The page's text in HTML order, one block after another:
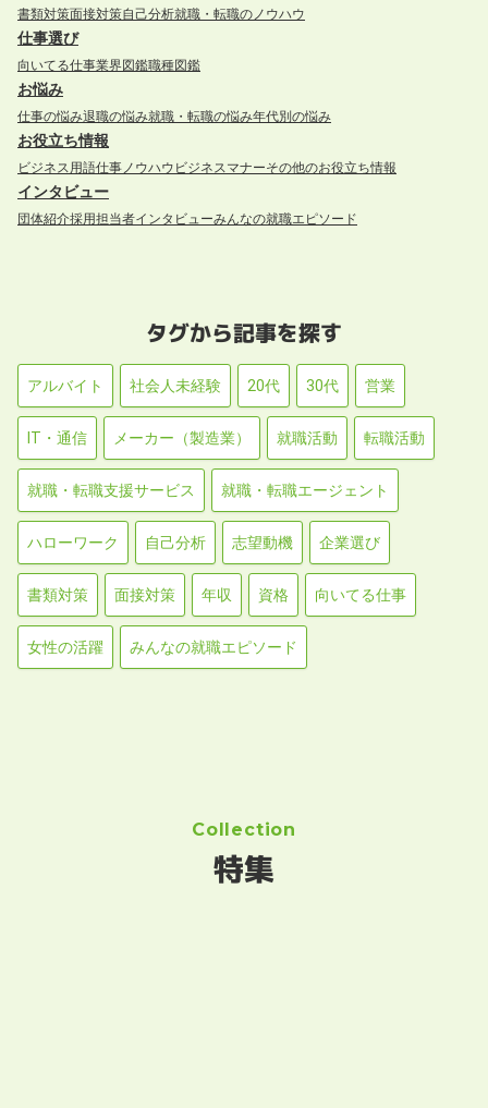
書類対策面接対策自己分析就職・転職のノウハウ
仕事選び
向いてる仕事業界図鑑職種図鑑
お悩み
仕事の悩み退職の悩み就職・転職の悩み年代別の悩み
お役立ち情報
ビジネス用語仕事ノウハウ ビジネスマナーその他のお役立ち情報
インタビュー
団体紹介採用担当者インタビューみんなの就職エピソード
タグから記事を探す
アルバイト 社会人未経験 20代 30代 営業
IT・通信 メーカー（製造業） 就職活動 転職活動
就職・転職支援サービス 就職・転職エージェント
ハローワーク 自己分析 志望動機 企業選び
書類対策 面接対策 年収 資格 向いてる仕事
女性の活躍 みんなの就職エピソード
Collection
特集